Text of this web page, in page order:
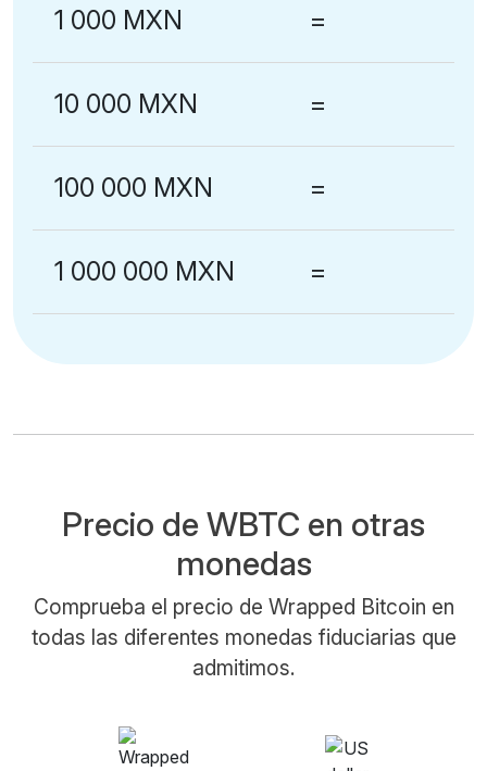
1 000 MXN =
10 000 MXN =
100 000 MXN =
1 000 000 MXN =
Precio de WBTC en otras
monedas
Comprueba el precio de Wrapped Bitcoin en
todas las diferentes monedas fiduciarias que
admitimos.